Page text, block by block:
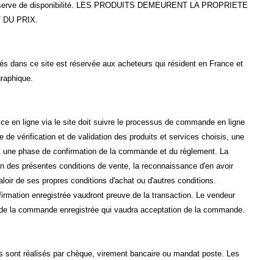
de disponibilité. LES PRODUITS DEMEURENT LA PROPRIETE
DU PRIX.
dans ce site est réservée aux acheteurs qui résident en France et
en ligne via le site doit suivre le processus de commande en ligne
de vérification et de validation des produits et services choisis, une
phase de confirmation de la commande et du règlement. La
des présentes conditions de vente, la reconnaissance d'en avoir
de ses propres conditions d'achat ou d'autres conditions.
enregistrée vaudront preuve de la transaction. Le vendeur
la commande enregistrée qui vaudra acceptation de la commande.
réalisés par chèque, virement bancaire ou mandat poste. Les